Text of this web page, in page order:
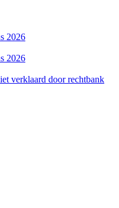
2026
2026
verklaard door rechtbank